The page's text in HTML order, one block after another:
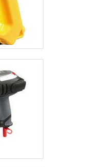
CUMULUS
Ideal
os anos 90,
a venda e
elétricos, a gás
e bons
garantir aos
e qualidade de
técnica é
fabricantes,
a evolução
as normas